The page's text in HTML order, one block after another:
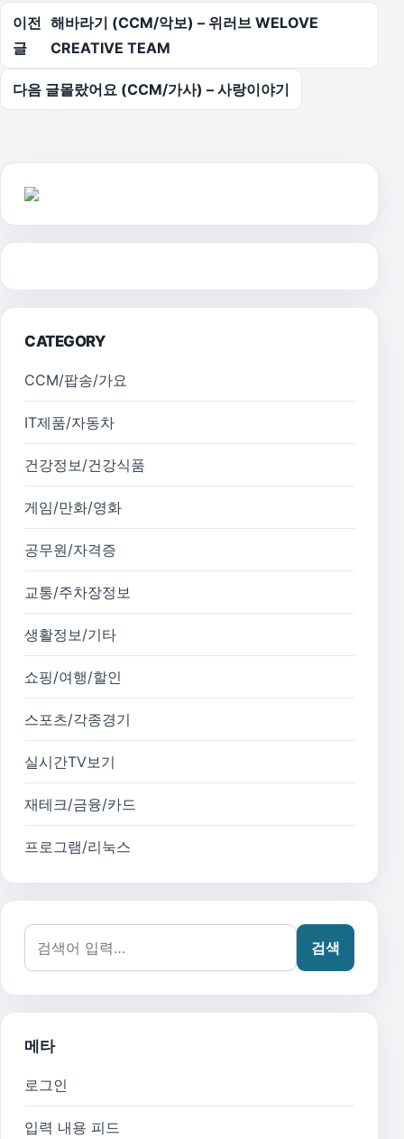
글 탐색
이전
글
해바라기 (CCM/악보) – 위러브 WELOVE
CREATIVE TEAM
다음 글몰랐어요 (CCM/가사) – 사랑이야기
CATEGORY
CCM/팝송/가요
IT제품/자동차
건강정보/건강식품
게임/만화/영화
공무원/자격증
교통/주차장정보
생활정보/기타
쇼핑/여행/할인
스포츠/각종경기
실시간TV보기
재테크/금융/카드
프로그램/리눅스
검색어:
검색
메타
로그인
입력 내용 피드